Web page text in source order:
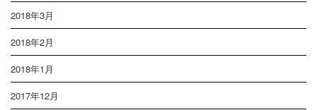
2018年3月
2018年2月
2018年1月
2017年12月